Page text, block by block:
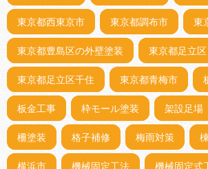
東京都西東京市 東京都調布市 東
東京都豊島区の外壁塗装 東京都足立区
東京都足立区千住 東京都青梅市
板金工事 枠モール塗装 架設足場
柵塗装 格子補修 梅雨対策
横浜市 機械固定工法 機械固定式